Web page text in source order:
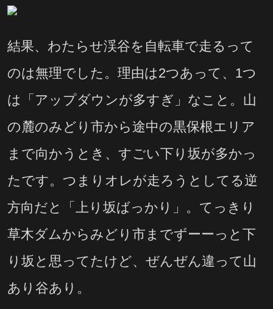
結果、わたらせ渓谷を自転車で走るって
のは無理でした。理由は2つあって、1つ
は「アップダウンが多すぎ」なこと。山
の麓のみどり市から途中の黒保根エリア
まで向かうとき、すごい下り坂が多かっ
たです。つまりオレが走ろうとしてる逆
方向だと「上り坂ばっかり」。てっきり
草木ダムからみどり市までずーーっと下
り坂と思ってたけど、ぜんぜん違って山
あり谷あり。